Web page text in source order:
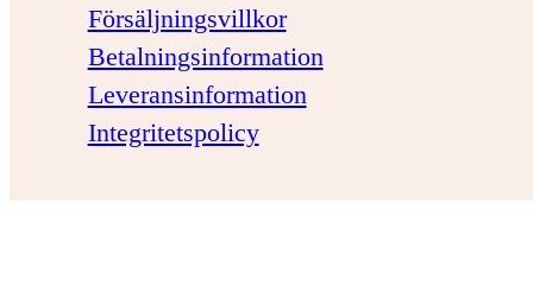
Försäljningsvillkor
Betalningsinformation
Leveransinformation
Integritetspolicy